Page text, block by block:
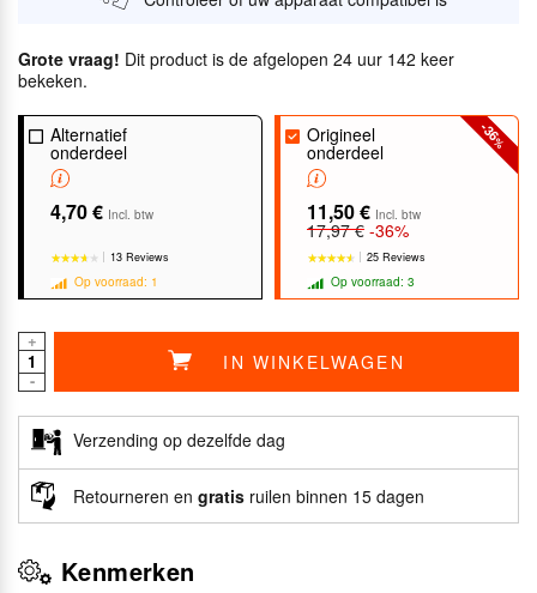
Grote vraag! Dit product is de afgelopen 24 uur 142 keer
bekeken.
Alternatief
onderdeel
4,70 € Incl. btw
13 Reviews
Op voorraad: 1
-36
%
Origineel
onderdeel
11,50 € Incl. btw
17,97 € -36%
25 Reviews
Op voorraad: 3
+
-
IN WINKELWAGEN
Verzending op dezelfde dag
Retourneren en gratis ruilen binnen 15 dagen
Kenmerken